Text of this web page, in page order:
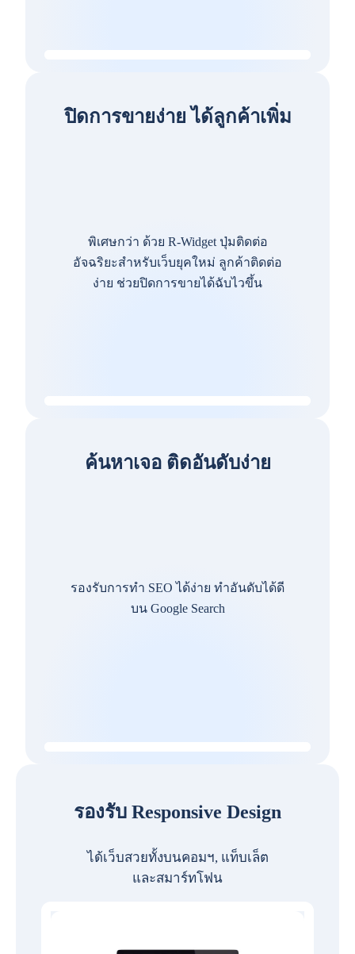
ปิดการขายง่าย ได้ลูกค้าเพิ่ม
พิเศษกว่า ด้วย R-Widget ปุ่มติดต่อ
อัจฉริยะสำหรับเว็บยุคใหม่ ลูกค้าติดต่อ
ง่าย ช่วยปิดการขายได้ฉับไวขึ้น
ค้นหาเจอ ติดอันดับง่าย
รองรับการทำ SEO ได้ง่าย ทำอันดับได้ดี
บน Google Search
รองรับ Responsive Design
ได้เว็บสวยทั้งบนคอมฯ, แท็บเล็ต
และสมาร์ทโฟน